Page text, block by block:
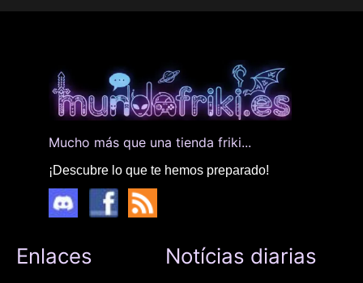
Mucho más que una tienda friki...
¡Descubre lo que te hemos preparado!
Enlaces Notícias diarias